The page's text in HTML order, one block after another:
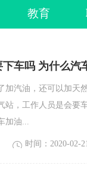
教育
车吗 为什么汽
加汽油，还可以加天
站，工作人员是会要
加油...
时间：2020-02-